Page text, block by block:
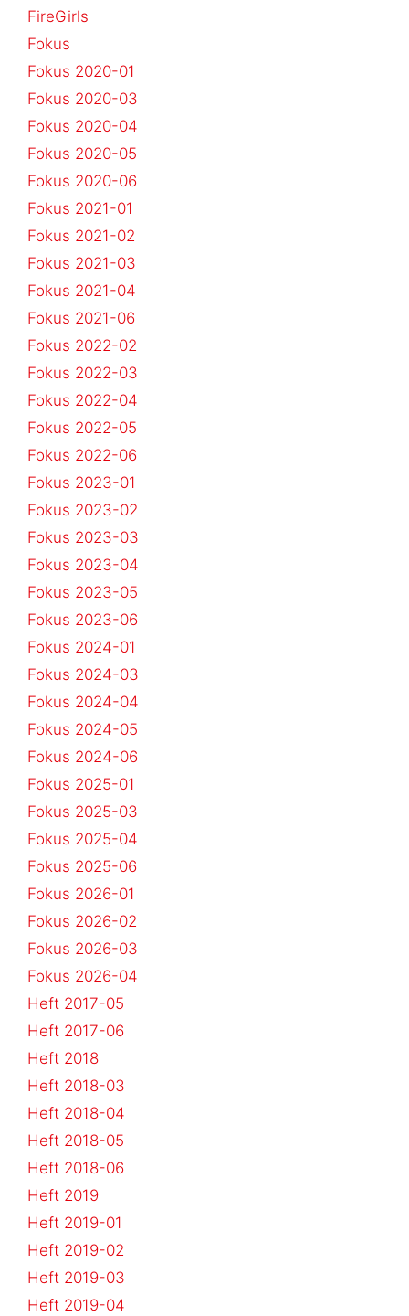
FireGirls
Fokus
Fokus 2020-01
Fokus 2020-03
Fokus 2020-04
Fokus 2020-05
Fokus 2020-06
Fokus 2021-01
Fokus 2021-02
Fokus 2021-03
Fokus 2021-04
Fokus 2021-06
Fokus 2022-02
Fokus 2022-03
Fokus 2022-04
Fokus 2022-05
Fokus 2022-06
Fokus 2023-01
Fokus 2023-02
Fokus 2023-03
Fokus 2023-04
Fokus 2023-05
Fokus 2023-06
Fokus 2024-01
Fokus 2024-03
Fokus 2024-04
Fokus 2024-05
Fokus 2024-06
Fokus 2025-01
Fokus 2025-03
Fokus 2025-04
Fokus 2025-06
Fokus 2026-01
Fokus 2026-02
Fokus 2026-03
Fokus 2026-04
Heft 2017-05
Heft 2017-06
Heft 2018
Heft 2018-03
Heft 2018-04
Heft 2018-05
Heft 2018-06
Heft 2019
Heft 2019-01
Heft 2019-02
Heft 2019-03
Heft 2019-04